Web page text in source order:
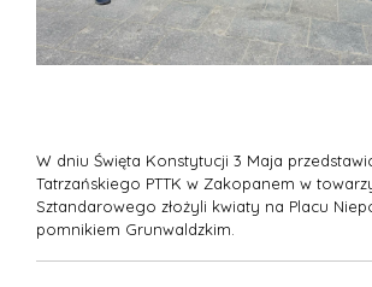
W dniu Święta Konstytucji 3 Maja
Tatrzańskiego PTTK w Zakopanem w
Sztandarowego złożyli kwiaty na Placu
pomnikiem Grunwaldzkim.